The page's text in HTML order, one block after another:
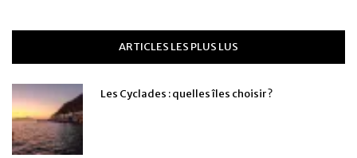
ARTICLES LES PLUS LUS
Les Cyclades : quelles îles choisir ?